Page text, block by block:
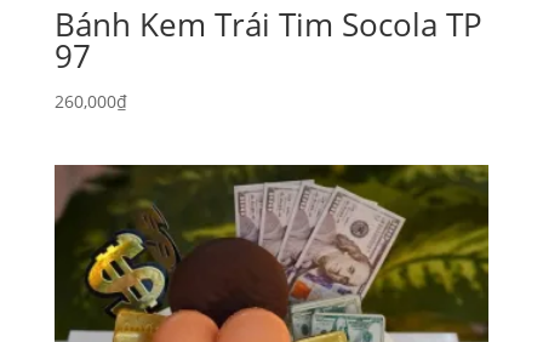
Bánh Kem Trái Tim Socola TP
97
260,000₫